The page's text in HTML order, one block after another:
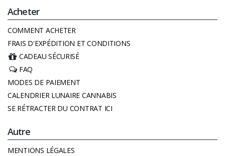
Acheter
COMMENT ACHETER
FRAIS D'EXPÉDITION ET CONDITIONS
CADEAU SÉCURISÉ
FAQ
MODES DE PAIEMENT
CALENDRIER LUNAIRE CANNABIS
SE RÉTRACTER DU CONTRAT ICI
Autre
MENTIONS LÉGALES